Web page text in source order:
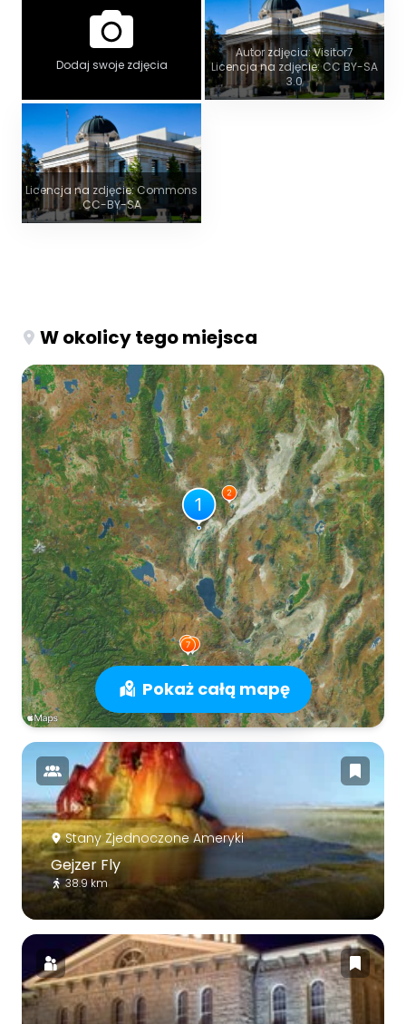
Dodaj swoje zdjęcia
Autor zdjęcia: Visitor7
Licencja na zdjęcie: CC BY-SA
3.0
Licencja na zdjęcie: Commons
CC-BY-SA
W okolicy tego miejsca
Pokaż całą mapę
Stany Zjednoczone Ameryki
Gejzer Fly
38.9 km